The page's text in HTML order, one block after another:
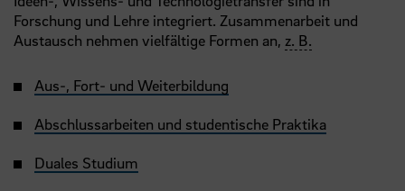
Forschung und Lehre integriert. Zusammenarbeit und
Austausch nehmen vielfältige Formen an, z. B.
Aus-, Fort- und Weiterbildung
Abschlussarbeiten und studentische Praktika
Duales Studium